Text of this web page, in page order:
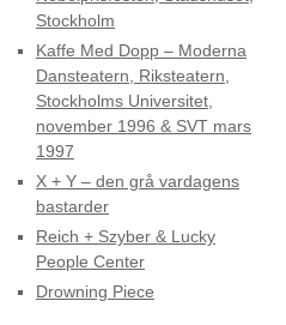
Stockholm
Kaffe Med Dopp – Moderna
Dansteatern, Riksteatern,
Stockholms Universitet,
november 1996 & SVT mars
1997
X + Y – den grå vardagens
bastarder
Reich + Szyber & Lucky
People Center
Drowning Piece